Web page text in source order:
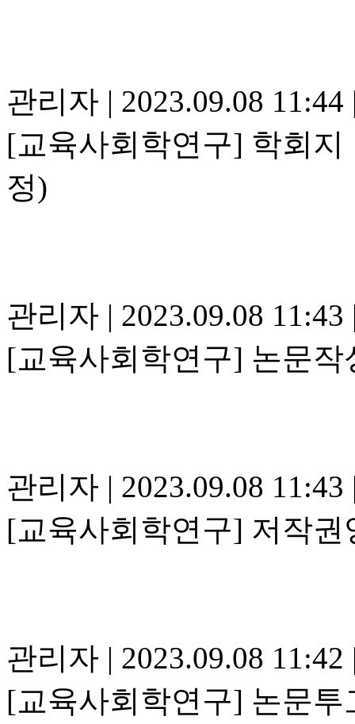
관리자 | 2023.09.08 11:44
[교육사회학연구] 학회지
정)
관리자 | 2023.09.08 11:43
[교육사회학연구] 논문작
관리자 | 2023.09.08 11:43
[교육사회학연구] 저작권
관리자 | 2023.09.08 11:42
[교육사회학연구] 논문투